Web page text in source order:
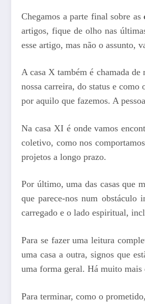
Chegamos a parte final sobre as
artigos, fique de olho nas
esse artigo, mas não o assunto,
A casa X também é chamada de
nossa carreira, do status e como
por aquilo que fazemos. A
Na casa XI é onde vamos
coletivo, como nos
projetos a longo prazo.
Por último, uma das casas que
que parece-nos num obstáculo
carregado e o lado espiritual,
Para se fazer uma leitura
uma casa a outra, signos que
uma forma geral. Há muito mais
Para terminar, como o